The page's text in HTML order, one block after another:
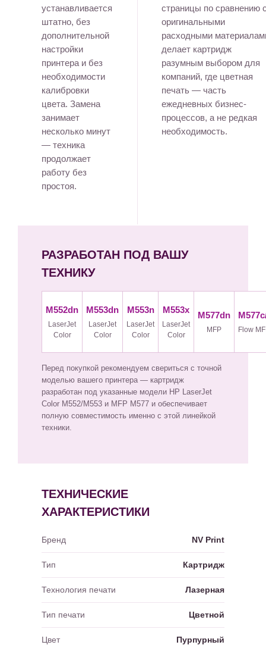
устанавливается
штатно, без
дополнительной
настройки
принтера и без
необходимости
калибровки
цвета. Замена
занимает
несколько минут
— техника
продолжает
работу без
простоя.
страницы по сравнению
оригинальными
расходными
делает картридж
разумным выбором для
компаний, где цветная
печать — часть
ежедневных бизнес-
процессов, а не редкая
необходимость.
РАЗРАБОТАН ПОД ВАШУ
ТЕХНИКУ
M552dn
LaserJet
Color
M553dn
LaserJet
Color
M553n
LaserJet
Color
M553x
LaserJet
Color
M577dn
MFP Flow
Перед покупкой рекомендуем свериться с точной
моделью вашего принтера — картридж
разработан под указанные модели HP LaserJet
Color M552/M553 и MFP M577 и обеспечивает
полную совместимость именно с этой линейкой
техники.
ТЕХНИЧЕСКИЕ
ХАРАКТЕРИСТИКИ
Бренд NV Print
Тип Картридж
Технология печати Лазерная
Тип печати Цветной
Цвет Пурпурный